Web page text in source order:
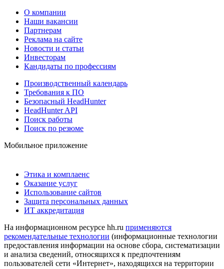
О компании
Наши вакансии
Партнерам
Реклама на сайте
Новости и статьи
Инвесторам
Кандидаты по профессиям
Производственный календарь
Требования к ПО
Безопасный HeadHunter
HeadHunter API
Поиск работы
Поиск по резюме
Мобильное приложение
Этика и комплаенс
Оказание услуг
Использование сайтов
Защита персональных данных
ИТ аккредитация
На информационном ресурсе hh.ru применяются
рекомендательные технологии (информационные технологии
предоставления информации на основе сбора, систематизации
и анализа сведений, относящихся к предпочтениям
пользователей сети «Интернет», находящихся на территории